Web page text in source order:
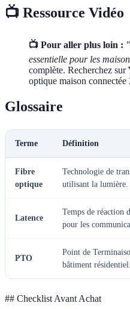
📺 Ressource Vidéo
📺 Pour aller plus loin :
essentielle pour les
complète. Recherchez
optique maison connectée
Glossaire
Terme Définition
Fibre
optique
Technologie de
utilisant la lumière.
Latence
Temps de réaction
pour les
PTO
Point de
bâtiment résidentiel.
## Checklist Avant Achat